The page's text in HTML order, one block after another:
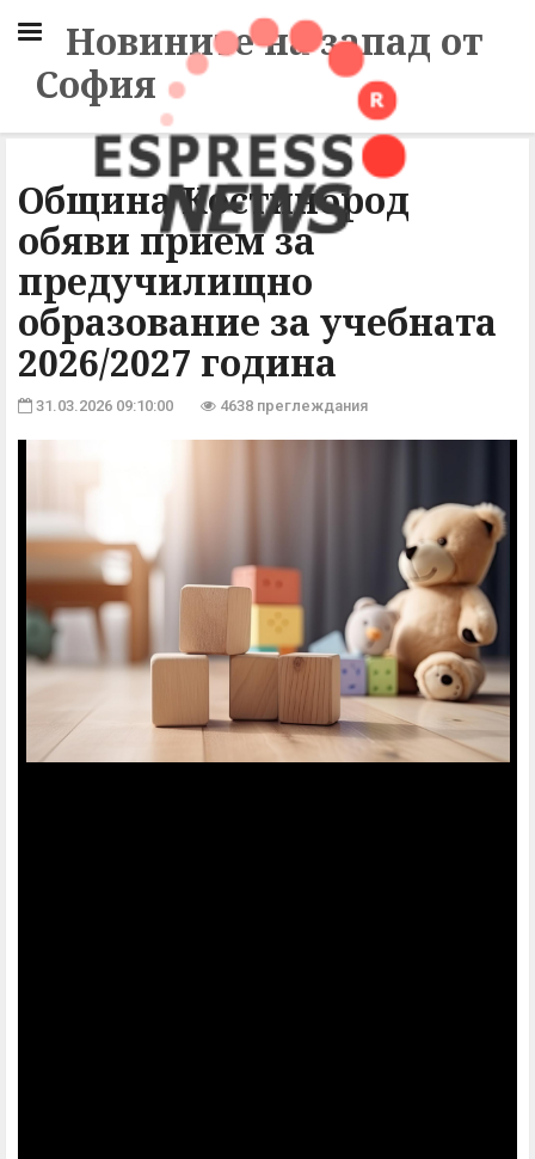
Новините на запад от
София
Община Костинброд
обяви прием за
предучилищно
образование за учебната
2026/2027 година
31.03.2026 09:10:00 4638 преглеждания